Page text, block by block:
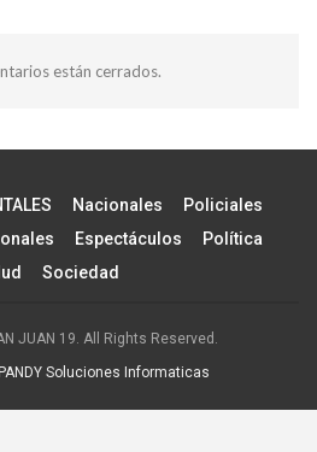
están cerrados.
Nacionales
Policiales
Espectáculos
Política
Sociedad
JUAN 19. All Rights Reserved.
Soluciones Informaticas